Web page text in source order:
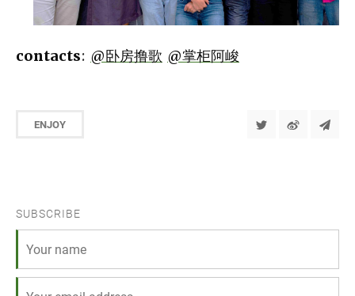
contacts: @卧房撸歌 @掌柜阿峻
ENJOY
SUBSCRIBE